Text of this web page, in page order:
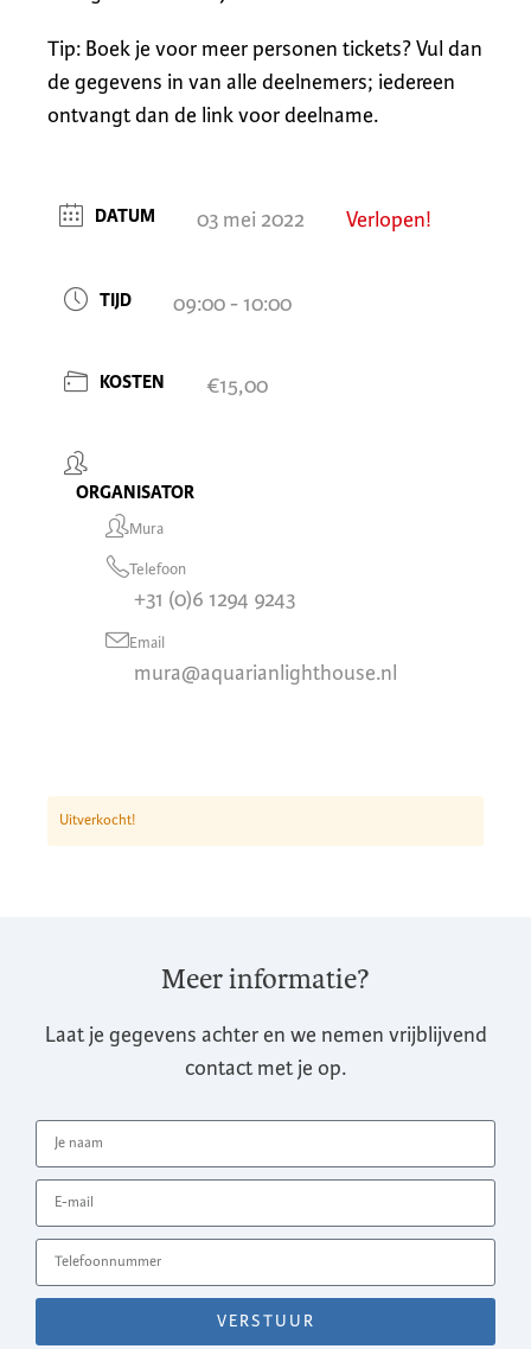
Tip: Boek je voor meer personen tickets? Vul dan
de gegevens in van alle deelnemers; iedereen
ontvangt dan de link voor deelname.
DATUM 03 mei 2022 Verlopen!
TIJD 09:00 - 10:00
KOSTEN €15,00
ORGANISATOR
Mura
Telefoon
+31 (0)6 1294 9243
Email
mura@aquarianlighthouse.nl
Uitverkocht!
Meer informatie?
Laat je gegevens achter en we nemen vrijblijvend
contact met je op.
VERSTUUR